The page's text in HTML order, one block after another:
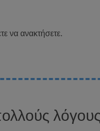
να ανακτήσετε.